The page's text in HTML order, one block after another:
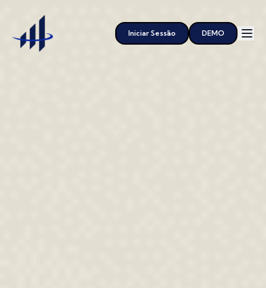
Iniciar Sessão DEMO